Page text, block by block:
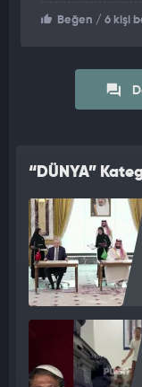
Beğen / 6 kişi
“DÜNYA”